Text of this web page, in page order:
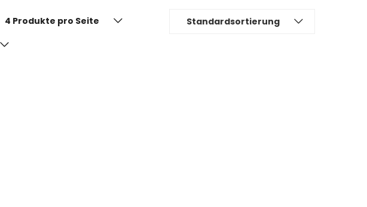
Standardsortierung
4 Produkte pro Seite